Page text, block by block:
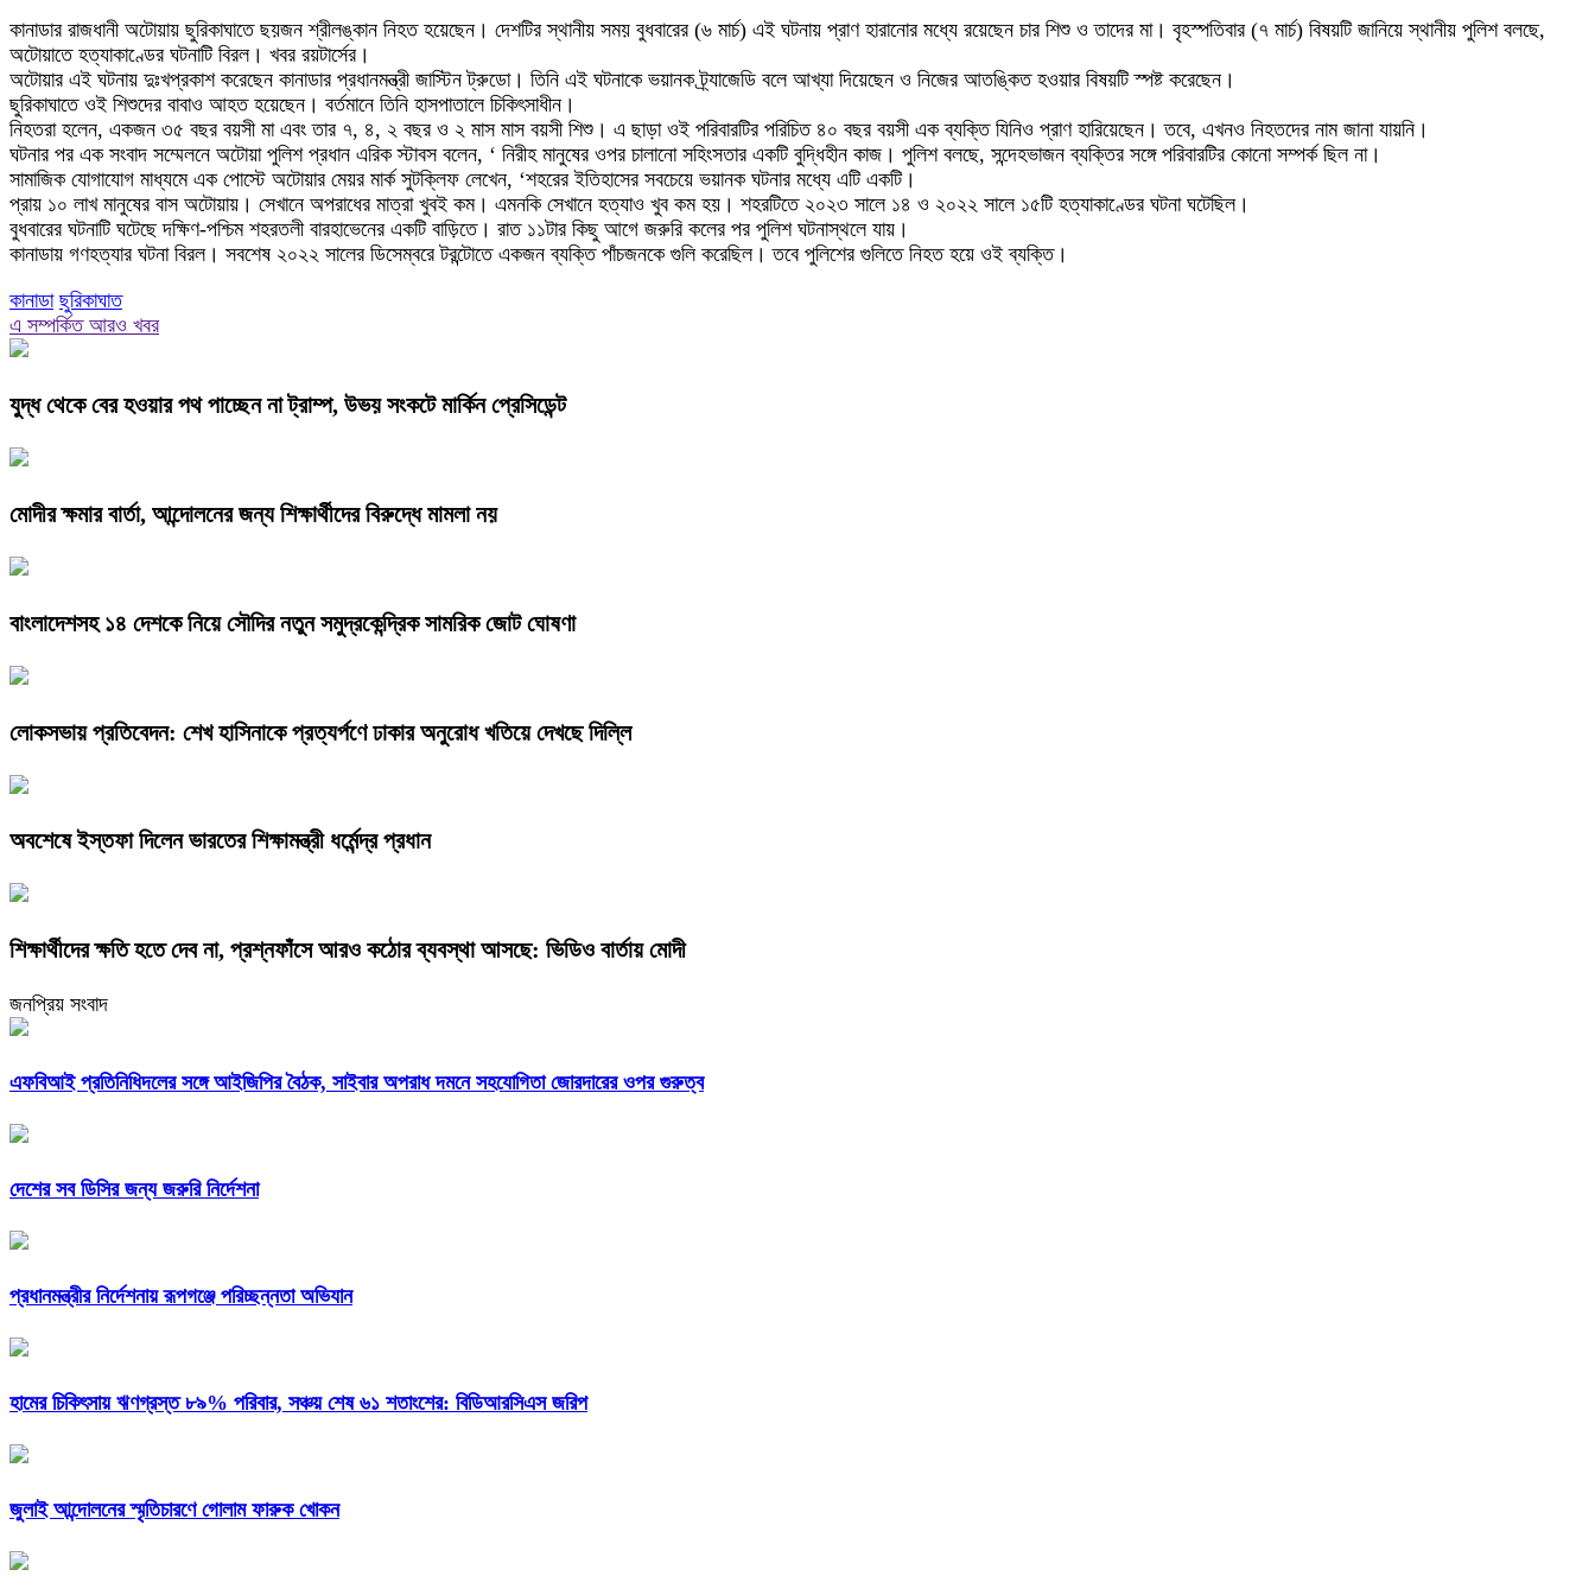
কানাডার রাজধানী অটোয়ায় ছুরিকাঘাতে ছয়জন শ্রীলঙ্কান নিহত হয়েছেন। দেশটির স্থানীয় সময় বুধবারের (৬ মার্চ) এই ঘটনায় প্রাণ হারানোর মধ্যে রয়েছেন চার শিশু ও তাদের মা। বৃহস্পতিবার (৭ মার্চ) বিষয়টি জানিয়ে স্থানীয় পুলিশ বলছে,
অটোয়াতে হত্যাকাণ্ডের ঘটনাটি বিরল। খবর রয়টার্সের।
অটোয়ার এই ঘটনায় দুঃখপ্রকাশ করেছেন কানাডার প্রধানমন্ত্রী জাস্টিন ট্রুডো। তিনি এই ঘটনাকে ভয়ানক ট্র্যাজেডি বলে আখ্যা দিয়েছেন ও নিজের আতঙ্কিত হওয়ার বিষয়টি স্পষ্ট করেছেন।
ছুরিকাঘাতে ওই শিশুদের বাবাও আহত হয়েছেন। বর্তমানে তিনি হাসপাতালে চিকিৎসাধীন।
নিহতরা হলেন, একজন ৩৫ বছর বয়সী মা এবং তার ৭, ৪, ২ বছর ও ২ মাস মাস বয়সী শিশু। এ ছাড়া ওই পরিবারটির পরিচিত ৪০ বছর বয়সী এক ব্যক্তি যিনিও প্রাণ হারিয়েছেন। তবে, এখনও নিহতদের নাম জানা যায়নি।
ঘটনার পর এক সংবাদ সম্মেলনে অটোয়া পুলিশ প্রধান এরিক স্টাবস বলেন, ‘ নিরীহ মানুষের ওপর চালানো সহিংসতার একটি বুদ্ধিহীন কাজ। পুলিশ বলছে, সন্দেহভাজন ব্যক্তির সঙ্গে পরিবারটির কোনো সম্পর্ক ছিল না।
সামাজিক যোগাযোগ মাধ্যমে এক পোস্টে অটোয়ার মেয়র মার্ক সুটক্লিফ লেখেন, ‘শহরের ইতিহাসের সবচেয়ে ভয়ানক ঘটনার মধ্যে এটি একটি।
প্রায় ১০ লাখ মানুষের বাস অটোয়ায়। সেখানে অপরাধের মাত্রা খুবই কম। এমনকি সেখানে হত্যাও খুব কম হয়। শহরটিতে ২০২৩ সালে ১৪ ও ২০২২ সালে ১৫টি হত্যাকাণ্ডের ঘটনা ঘটেছিল।
বুধবারের ঘটনাটি ঘটেছে দক্ষিণ-পশ্চিম শহরতলী বারহাভেনের একটি বাড়িতে। রাত ১১টার কিছু আগে জরুরি কলের পর পুলিশ ঘটনাস্থলে যায়।
কানাডায় গণহত্যার ঘটনা বিরল। সবশেষ ২০২২ সালের ডিসেম্বরে টরন্টোতে একজন ব্যক্তি পাঁচজনকে গুলি করেছিল। তবে পুলিশের গুলিতে নিহত হয়ে ওই ব্যক্তি।
কানাডা ছুরিকাঘাত
এ সম্পর্কিত আরও খবর
যুদ্ধ থেকে বের হওয়ার পথ পাচ্ছেন না ট্রাম্প, উভয় সংকটে মার্কিন প্রেসিডেন্ট
মোদীর ক্ষমার বার্তা, আন্দোলনের জন্য শিক্ষার্থীদের বিরুদ্ধে মামলা নয়
বাংলাদেশসহ ১৪ দেশকে নিয়ে সৌদির নতুন সমুদ্রকেন্দ্রিক সামরিক জোট ঘোষণা
লোকসভায় প্রতিবেদন: শেখ হাসিনাকে প্রত্যর্পণে ঢাকার অনুরোধ খতিয়ে দেখছে দিল্লি
অবশেষে ইস্তফা দিলেন ভারতের শিক্ষামন্ত্রী ধর্মেন্দ্র প্রধান
শিক্ষার্থীদের ক্ষতি হতে দেব না, প্রশ্নফাঁসে আরও কঠোর ব্যবস্থা আসছে: ভিডিও বার্তায় মোদী
জনপ্রিয় সংবাদ
এফবিআই প্রতিনিধিদলের সঙ্গে আইজিপির বৈঠক, সাইবার অপরাধ দমনে সহযোগিতা জোরদারের ওপর গুরুত্ব
দেশের সব ডিসির জন্য জরুরি নির্দেশনা
প্রধানমন্ত্রীর নির্দেশনায় রূপগঞ্জে পরিচ্ছন্নতা অভিযান
হামের চিকিৎসায় ঋণগ্রস্ত ৮৯% পরিবার, সঞ্চয় শেষ ৬১ শতাংশের: বিডিআরসিএস জরিপ
জুলাই আন্দোলনের স্মৃতিচারণে গোলাম ফারুক খোকন